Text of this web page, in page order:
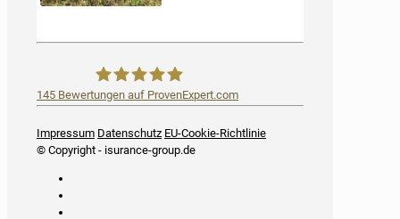
iSurance
145 Bewertungen auf ProvenExpert.com
Impressum Datenschutz EU-Cookie-Richtlinie
© Copyright - isurance-group.de